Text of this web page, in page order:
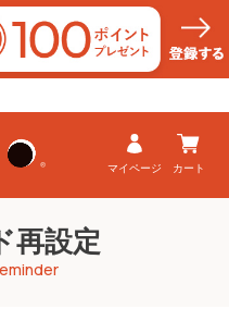
マイページ カート
再設定